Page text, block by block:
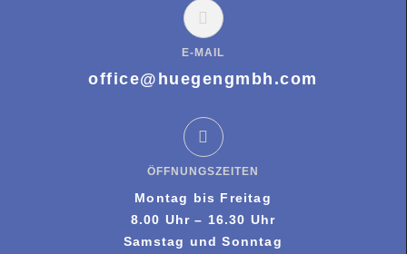
E-MAIL
office@huegengmbh.com
ÖFFNUNGSZEITEN
Montag bis Freitag
8.00 Uhr – 16.30 Uhr
Samstag und Sonntag